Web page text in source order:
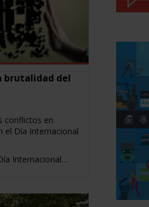
brutalidad del
conflictos en
el Día Internacional
Internacional…